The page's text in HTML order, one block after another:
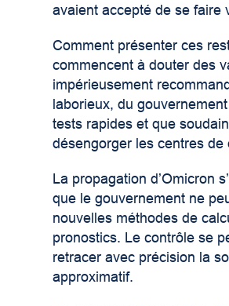
avaient accepté de se faire
Comment présenter ces
commencent à douter des
impérieusement
laborieux, du
tests rapides et que
désengorger les centres de
La propagation d’Omicron
que le gouvernement ne
nouvelles méthodes de
pronostics. Le contrôle se
retracer avec précision la
approximatif.